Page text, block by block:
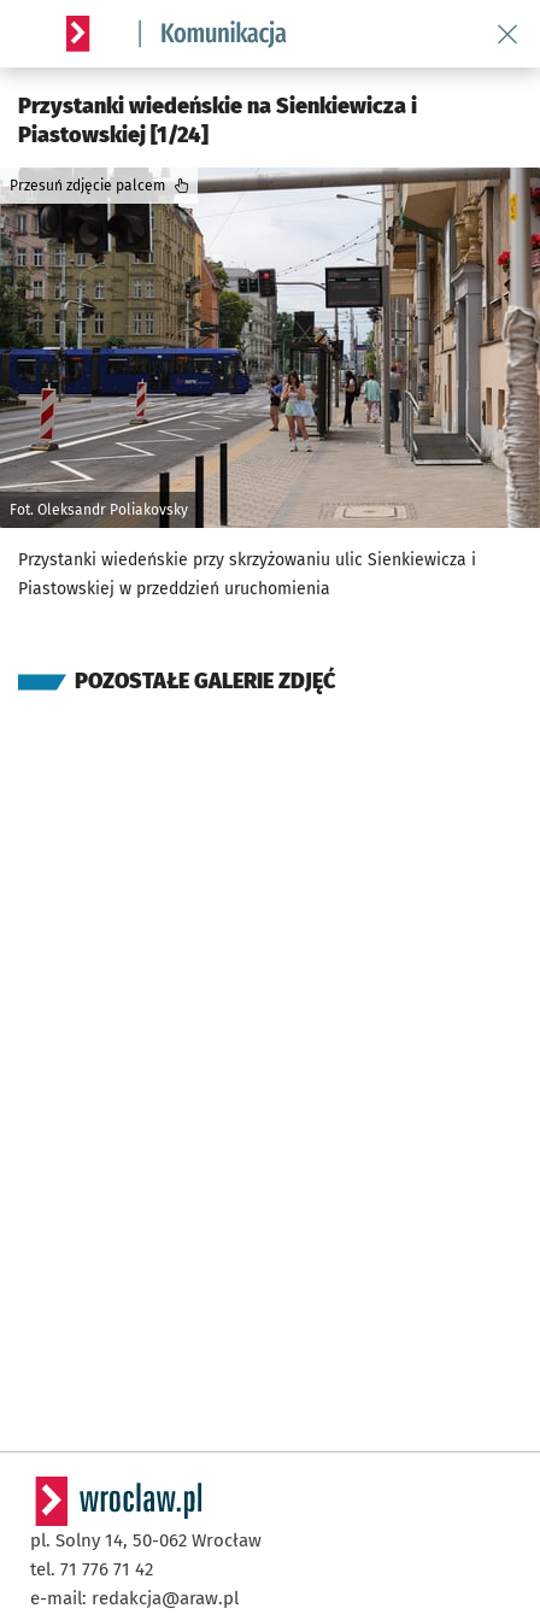
Serwis informacyjny wroclaw.pl podserwis: Komunikacja
Przystanki wiedeńskie na Sienkiewicza i
Piastowskiej [1/24]
Fot. Oleksandr Poliakovsky
Przesuń zdjęcie palcem
Przystanki wiedeńskie przy skrzyżowaniu ulic Sienkiewicza i
Piastowskiej w przeddzień uruchomienia
POZOSTAŁE GALERIE ZDJĘĆ
pl. Solny 14, 50-062 Wrocław
tel. 71 776 71 42
e-mail: redakcja@araw.pl